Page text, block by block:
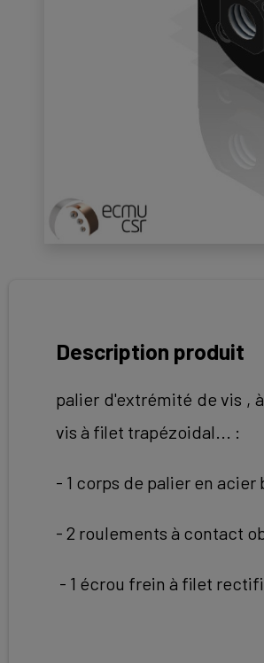
Description produit
palier d'extrémité de vis ,
vis à filet trapézoidal... :
- 1 corps de palier en acier
- 2 roulements à contact
- 1 écrou frein à filet